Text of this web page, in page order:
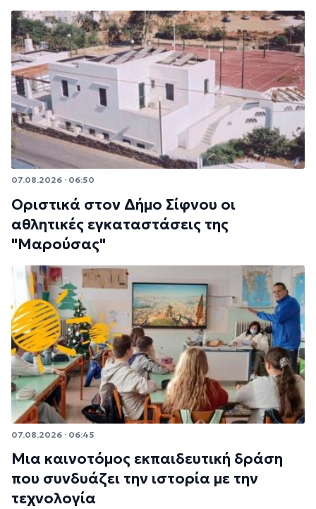
07.08.2026 · 06:50
Οριστικά στον Δήμο Σίφνου οι
αθλητικές εγκαταστάσεις της
"Μαρούσας"
07.08.2026 · 06:45
Μια καινοτόμος εκπαιδευτική δράση
που συνδυάζει την ιστορία με την
τεχνολογία